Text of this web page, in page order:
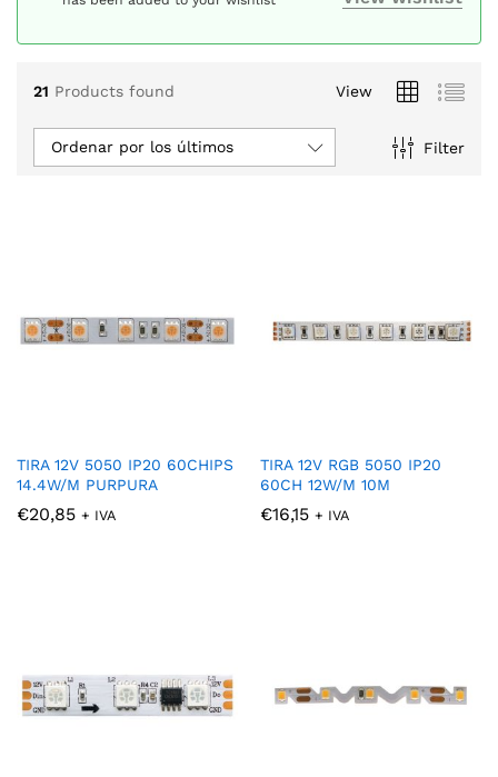
21 Products found View
Filter
Ordenar por los últimos
TIRA 12V 5050 IP20 60CHIPS
14.4W/M PURPURA
€20,85 + IVA
TIRA 12V RGB 5050 IP20
60CH 12W/M 10M
€16,15 + IVA